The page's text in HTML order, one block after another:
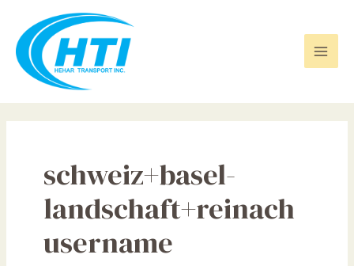
content
schweiz+basel-
landschaft+reinach
username